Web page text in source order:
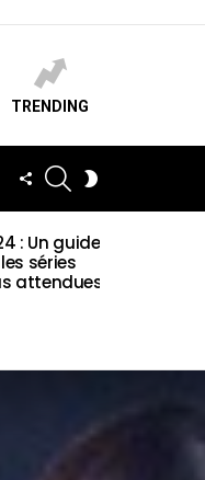
TRENDING
FOLLOWSEARCH
: Un guide
séries
attendues